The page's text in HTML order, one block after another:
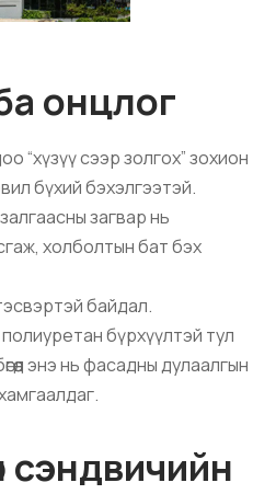
онцлог
“хүзүү сээр золгох” зохион
бүхий бэхэлгээтэй.
загвар нь
холболтын бат бэх
байдал.
бүрхүүлтэй тул
энэ нь фасадны дулаалгын
сэндвичийн